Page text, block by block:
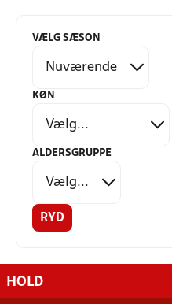
VÆLG SÆSON
KØN
ALDERSGRUPPE
RYD
HOLD